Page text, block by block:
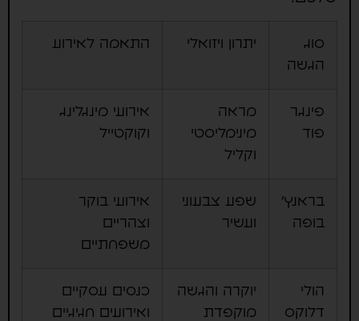
סוג
הגשה
יתרון ויזואלי התאמה לאירוע
פינגר
פוד
מראה
מינימליסטי
וקליל
אירועי מינגלינג
וקוקטייל
בראנץ'
בופה
שפע צבעוני
ועשיר
אירועי בוקר
וצהריים
משפחתיים
הולי
דלוקס
יוקרה והגשה
מוקפדת
כנסים עסקיים
ואירועים חגיגיים